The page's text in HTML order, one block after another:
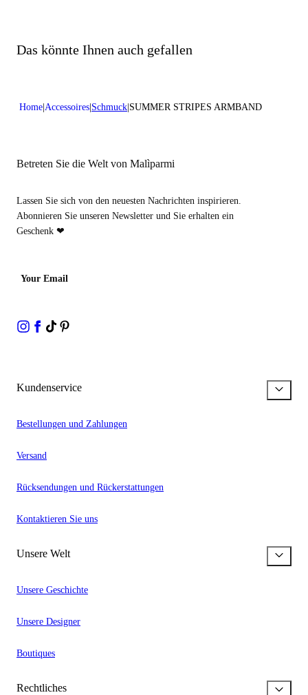
Nicht mit Chlor behandeln
Das könnte Ihnen auch gefallen
Home Accessoires Schmuck SUMMER STRIPES ARMBAND
Betreten Sie die Welt von Malìparmi
Lassen Sie sich von den neuesten Nachrichten inspirieren.
Abonnieren Sie unseren Newsletter und Sie erhalten ein
Geschenk ❤
Your Email
Kundenservice
Bestellungen und Zahlungen
Versand
Rücksendungen und Rückerstattungen
Kontaktieren Sie uns
Unsere Welt
Unsere Geschichte
Unsere Designer
Boutiques
Rechtliches